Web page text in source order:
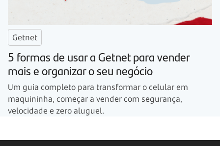
Getnet
5 formas de usar a Getnet para vender
mais e organizar o seu negócio
Um guia completo para transformar o celular em
maquininha, começar a vender com segurança,
velocidade e zero aluguel.